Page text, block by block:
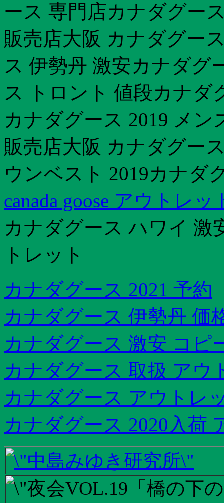
ース 専門店カナダグー
販売店大阪 カナダグー
ス 伊勢丹 激安カナダグ
ス トロント 値段カナダ
カナダグース 2019 メ
販売店大阪 カナダグー
ウンベスト 2019カナダ
canada goose アウトレッ
カナダグース ハワイ 激
トレット
カナダグース 2021 予約
カナダグース 伊勢丹 価
カナダグース 激安 コピ
カナダグース 取扱 アウ
カナダグース アウトレ
カナダグース 2020入荷